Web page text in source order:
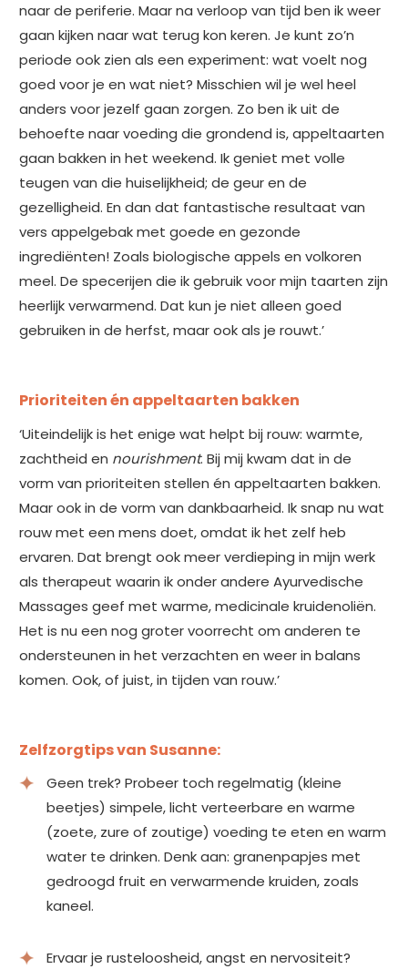
naar de periferie. Maar na verloop van tijd ben ik weer
gaan kijken naar wat terug kon keren. Je kunt zo’n
periode ook zien als een experiment: wat voelt nog
goed voor je en wat niet? Misschien wil je wel heel
anders voor jezelf gaan zorgen. Zo ben ik uit de
behoefte naar voeding die grondend is, appeltaarten
gaan bakken in het weekend. Ik geniet met volle
teugen van die huiselijkheid; de geur en de
gezelligheid. En dan dat fantastische resultaat van
vers appelgebak met goede en gezonde
ingrediënten! Zoals biologische appels en volkoren
meel. De specerijen die ik gebruik voor mijn taarten zijn
heerlijk verwarmend. Dat kun je niet alleen goed
gebruiken in de herfst, maar ook als je rouwt.’
Prioriteiten én appeltaarten bakken
‘Uiteindelijk is het enige wat helpt bij rouw: warmte,
zachtheid en nourishment. Bij mij kwam dat in de
vorm van prioriteiten stellen én appeltaarten bakken.
Maar ook in de vorm van dankbaarheid. Ik snap nu wat
rouw met een mens doet, omdat ik het zelf heb
ervaren. Dat brengt ook meer verdieping in mijn werk
als therapeut waarin ik onder andere Ayurvedische
Massages geef met warme, medicinale kruidenoliën.
Het is nu een nog groter voorrecht om anderen te
ondersteunen in het verzachten en weer in balans
komen. Ook, of juist, in tijden van rouw.’
Zelfzorgtips van Susanne:
Geen trek? Probeer toch regelmatig (kleine
beetjes) simpele, licht verteerbare en warme
(zoete, zure of zoutige) voeding te eten en warm
water te drinken. Denk aan: granenpapjes met
gedroogd fruit en verwarmende kruiden, zoals
kaneel.
Ervaar je rusteloosheid, angst en nervositeit?